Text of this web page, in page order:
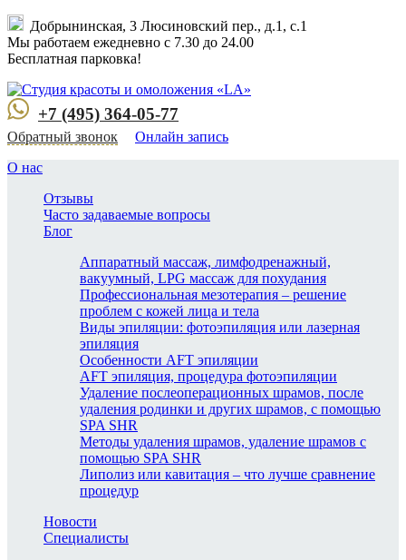
Добрынинская, 3 Люсиновский пер., д.1, с.1
Мы работаем ежедневно с 7.30 до 24.00
Бесплатная парковка!
+7 (495) 364-05-77
Обратный звонок
Онлайн запись
О нас
Отзывы
Часто задаваемые вопросы
Блог
Аппаратный массаж, лимфодренажный,
вакуумный, LPG массаж для похудания
Профессиональная мезотерапия – решение
проблем с кожей лица и тела
Виды эпиляции: фотоэпиляция или лазерная
эпиляция
Особенности AFT эпиляции
AFT эпиляция, процедура фотоэпиляции
Удаление послеоперационных шрамов, после
удаления родинки и других шрамов, с помощью
SPA SHR
Методы удаления шрамов, удаление шрамов с
помощью SPA SHR
Липолиз или кавитация – что лучше сравнение
процедур
Новости
Специалисты